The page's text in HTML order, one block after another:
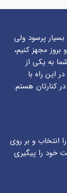
پرسود ولی
مجهز کنیم،
به یکی از
این راه با
کنارتان هستم.
انتخاب و بر روی
خود را پیگیری